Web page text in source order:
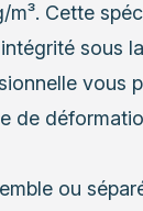
Cette
sous
vous
de
ou